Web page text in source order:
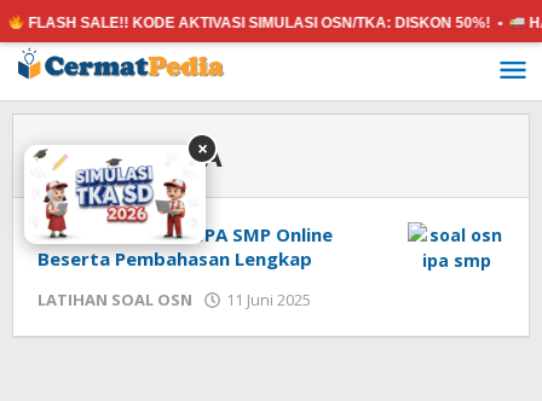
Lewati
ke
konten
FLASH SALE!! KODE AKTIVASI SIMULASI OSN/TKA:DISKON 50%! •
Tag:OSN IPA
Latihan Soal OSN IPA SMP Online
Beserta Pembahasan Lengkap
LATIHAN SOAL OSN 11 Juni 2025
×